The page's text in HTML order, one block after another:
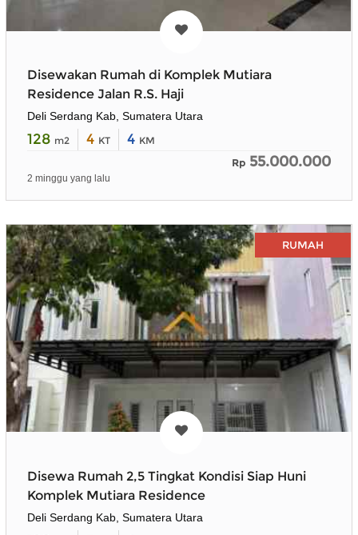
Disewakan Rumah di Komplek Mutiara
Residence Jalan R.S. Haji
Deli Serdang Kab, Sumatera Utara
128 m2 4 KT 4 KM
Rp 55.000.000
2 minggu yang lalu
RUMAH
Disewa Rumah 2,5 Tingkat Kondisi Siap Huni
Komplek Mutiara Residence
Deli Serdang Kab, Sumatera Utara